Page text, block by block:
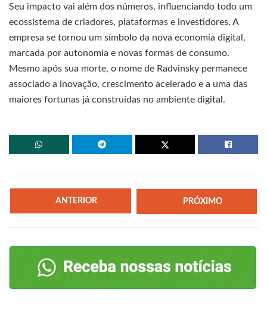
Seu impacto vai além dos números, influenciando todo um
ecossistema de criadores, plataformas e investidores. A
empresa se tornou um símbolo da nova economia digital,
marcada por autonomia e novas formas de consumo.
Mesmo após sua morte, o nome de Radvinsky permanece
associado a inovação, crescimento acelerado e a uma das
maiores fortunas já construídas no ambiente digital.
ANTERIOR PRÓXIMO